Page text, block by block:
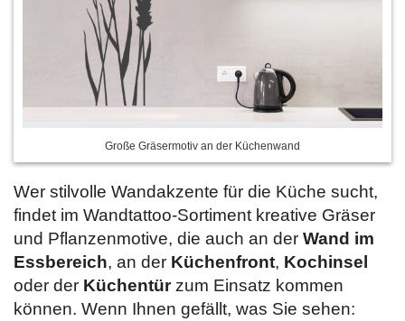
Große Gräsermotiv an der Küchenwand
Wer stilvolle Wandakzente für die Küche sucht,
findet im Wandtattoo-Sortiment kreative Gräser
und Pflanzenmotive, die auch an der Wand im
Essbereich, an der Küchenfront, Kochinsel
oder der Küchentürzum Einsatz kommen
können. Wenn Ihnen gefällt, was Sie sehen: